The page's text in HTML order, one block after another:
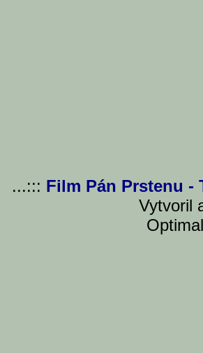
...::: Film Pán Prstenu -
Vytvoril